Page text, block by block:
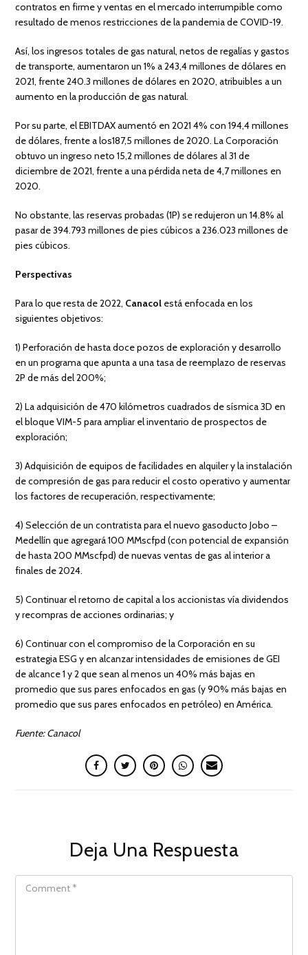
contratos en firme y ventas en el mercado interrumpible como
resultado de menos restricciones de la pandemia de COVID-19.
Así, los ingresos totales de gas natural, netos de regalías y gastos
de transporte, aumentaron un 1% a 243,4 millones de dólares en
2021, frente 240.3 millones de dólares en 2020, atribuibles a un
aumento en la producción de gas natural.
Por su parte, el EBITDAX aumentó en 2021 4% con 194,4 millones
de dólares, frente a los187,5 millones de 2020. La Corporación
obtuvo un ingreso neto 15,2 millones de dólares al 31 de
diciembre de 2021, frente a una pérdida neta de 4,7 millones en
2020.
No obstante, las reservas probadas (1P) se redujeron un 14.8% al
pasar de 394.793 millones de pies cúbicos a 236.023 millones de
pies cúbicos.
Perspectivas
Para lo que resta de 2022, Canacol está enfocada en los
siguientes objetivos:
1) Perforación de hasta doce pozos de exploración y desarrollo
en un programa que apunta a una tasa de reemplazo de reservas
2P de más del 200%;
2) La adquisición de 470 kilómetros cuadrados de sísmica 3D en
el bloque VIM-5 para ampliar el inventario de prospectos de
exploración;
3) Adquisición de equipos de facilidades en alquiler y la instalación
de compresión de gas para reducir el costo operativo y aumentar
los factores de recuperación, respectivamente;
4) Selección de un contratista para el nuevo gasoducto Jobo –
Medellín que agregará 100 MMscfpd (con potencial de expansión
de hasta 200 MMscfpd) de nuevas ventas de gas al interior a
finales de 2024.
5) Continuar el retorno de capital a los accionistas vía dividendos
y recompras de acciones ordinarias; y
6) Continuar con el compromiso de la Corporación en su
estrategia ESG y en alcanzar intensidades de emisiones de GEI
de alcance 1 y 2 que sean al menos un 40% más bajas en
promedio que sus pares enfocados en gas (y 90% más bajas en
promedio que sus pares enfocados en petróleo) en América.
Fuente: Canacol
Deja Una Respuesta
COMMENT